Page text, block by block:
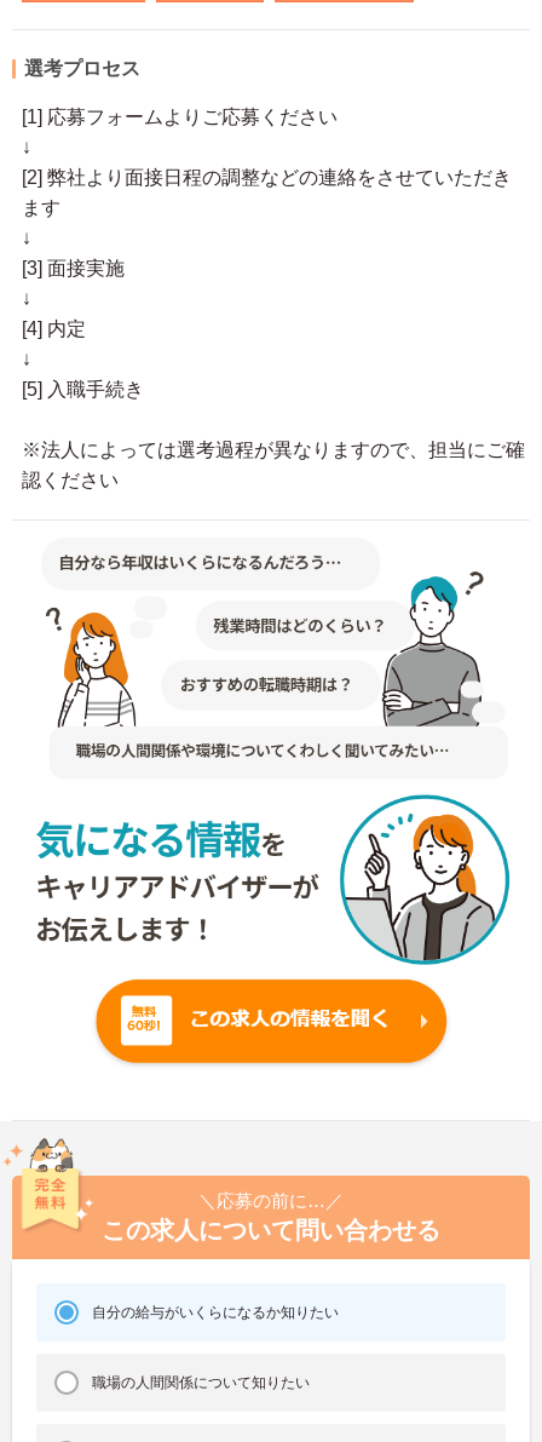
選考プロセス
[1] 応募フォームよりご応募ください
↓
[2] 弊社より面接日程の調整などの連絡をさせていただき
ます
↓
[3] 面接実施
↓
[4] 内定
↓
[5] 入職手続き
※法人によっては選考過程が異なりますので、担当にご確
認ください
＼応募の前に…／
この求人について問い合わせる
自分の給与がいくらになるか知りたい
職場の人間関係について知りたい